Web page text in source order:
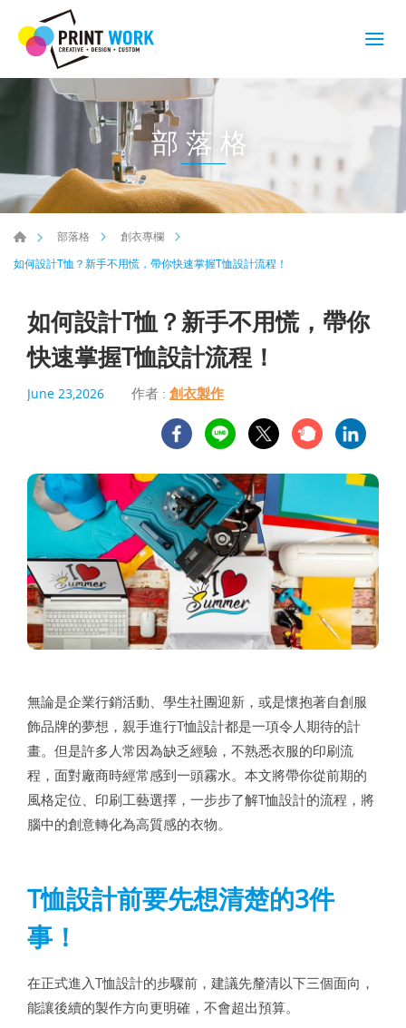
部落格
部落格
創衣專欄
如何設計T恤？新手不用慌，帶你快速掌握T恤設計流程！
如何設計T恤？新手不用慌，帶你
快速掌握T恤設計流程！
June 23,2026 作者 : 創衣製作
無論是企業行銷活動、學生社團迎新，或是懷抱著自創服
飾品牌的夢想，親手進行T恤設計都是一項令人期待的計
畫。但是許多人常因為缺乏經驗，不熟悉衣服的印刷流
程，面對廠商時經常感到一頭霧水。本文將帶你從前期的
風格定位、印刷工藝選擇，一步步了解T恤設計的流程，將
腦中的創意轉化為高質感的衣物。
T恤設計前要先想清楚的3件
事！
在正式進入T恤設計的步驟前，建議先釐清以下三個面向，
能讓後續的製作方向更明確，不會超出預算。